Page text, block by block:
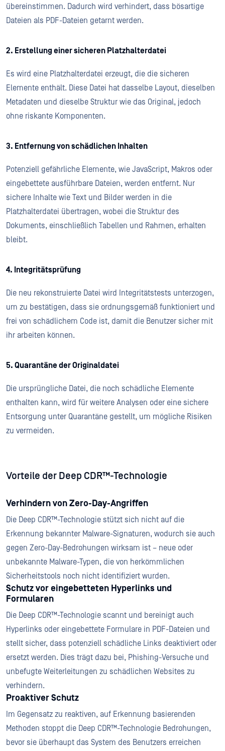
übereinstimmen. Dadurch wird verhindert, dass bösartige
Dateien als PDF-Dateien getarnt werden.
2. Erstellung einer sicheren Platzhalterdatei
Es wird eine Platzhalterdatei erzeugt, die die sicheren
Elemente enthält. Diese Datei hat dasselbe Layout, dieselben
Metadaten und dieselbe Struktur wie das Original, jedoch
ohne riskante Komponenten.
3. Entfernung von schädlichen Inhalten
Potenziell gefährliche Elemente, wie JavaScript, Makros oder
eingebettete ausführbare Dateien, werden entfernt. Nur
sichere Inhalte wie Text und Bilder werden in die
Platzhalterdatei übertragen, wobei die Struktur des
Dokuments, einschließlich Tabellen und Rahmen, erhalten
bleibt.
4. Integritätsprüfung
Die neu rekonstruierte Datei wird Integritätstests unterzogen,
um zu bestätigen, dass sie ordnungsgemäß funktioniert und
frei von schädlichem Code ist, damit die Benutzer sicher mit
ihr arbeiten können.
5. Quarantäne der Originaldatei
Die ursprüngliche Datei, die noch schädliche Elemente
enthalten kann, wird für weitere Analysen oder eine sichere
Entsorgung unter Quarantäne gestellt, um mögliche Risiken
zu vermeiden.
Vorteile der Deep CDR™-Technologie
Verhindern von Zero-Day-Angriffen
Die Deep CDR™-Technologie stützt sich nicht auf die
Erkennung bekannter Malware-Signaturen, wodurch sie auch
gegen Zero-Day-Bedrohungen wirksam ist – neue oder
unbekannte Malware-Typen, die von herkömmlichen
Sicherheitstools noch nicht identifiziert wurden.
Schutz vor eingebetteten Hyperlinks und
Formularen
Die Deep CDR™-Technologie scannt und bereinigt auch
Hyperlinks oder eingebettete Formulare in PDF-Dateien und
stellt sicher, dass potenziell schädliche Links deaktiviert oder
ersetzt werden. Dies trägt dazu bei, Phishing-Versuche und
unbefugte Weiterleitungen zu schädlichen Websites zu
verhindern.
Proaktiver Schutz
Im Gegensatz zu reaktiven, auf Erkennung basierenden
Methoden stoppt die Deep CDR™-Technologie Bedrohungen,
bevor sie überhaupt das System des Benutzers erreichen